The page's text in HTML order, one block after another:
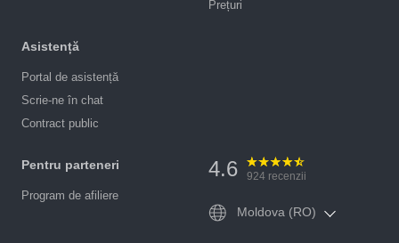
Prețuri
Asistență
Portal de asistență
Scrie-ne în chat
Contract public
Pentru parteneri
Program de afiliere
4.6 924 recenzii
Moldova (RO)